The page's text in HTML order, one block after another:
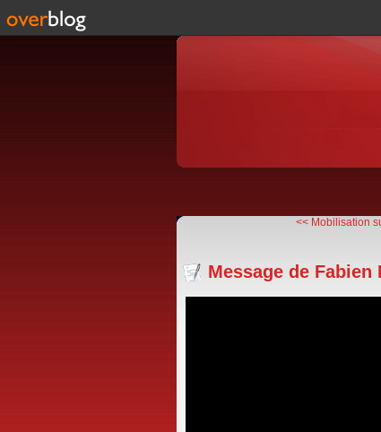
<< Mobilisation
Message de Fabien